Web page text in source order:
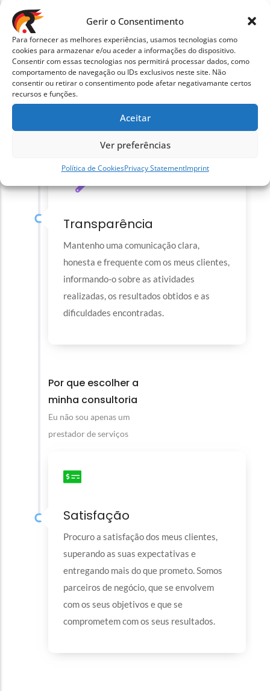
Gerir o Consentimento
Para fornecer as melhores experiências, usamos tecnologias como
cookies para armazenar e/ou aceder a informações do dispositivo.
Consentir com essas tecnologias nos permitirá processar dados, como
comportamento de navegação ou IDs exclusivos neste site. Não
consentir ou retirar o consentimento pode afetar negativamante certos
recursos e funções.
Aceitar
Ver preferências
Política de CookiesPrivacy StatementImprint
concorrência.
Flexibilidade
Adapto o meu serviço às suas
necessidades, expectativas e
Transparência
Mantenho uma comunicação clara,
honesta e frequente com os meus clientes,
informando-o sobre as atividades
realizadas, os resultados obtidos e as
dificuldades encontradas.
Por que escolher a
minha consultoria
Eu não sou apenas um
prestador de serviços
Satisfação
Procuro a satisfação dos meus clientes,
superando as suas expectativas e
entregando mais do que prometo. Somos
parceiros de negócio, que se envolvem
com os seus objetivos e que se
comprometem com os seus resultados.